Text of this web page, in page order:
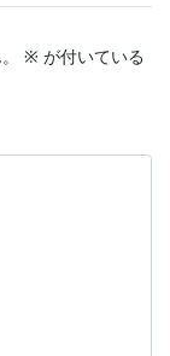
※ が付いている